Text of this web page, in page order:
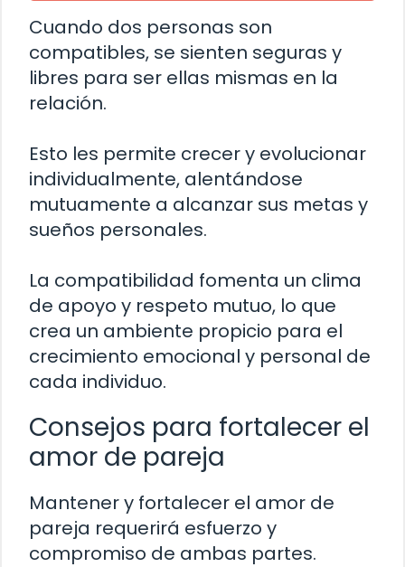
Cuando dos personas son
compatibles, se sienten seguras y
libres para ser ellas mismas en la
relación.
Esto les permite crecer y evolucionar
individualmente, alentándose
mutuamente a alcanzar sus metas y
sueños personales.
La compatibilidad fomenta un clima
de apoyo y respeto mutuo, lo que
crea un ambiente propicio para el
crecimiento emocional y personal de
cada individuo.
Consejos para fortalecer el
amor de pareja
Mantener y fortalecer el amor de
pareja requerirá esfuerzo y
compromiso de ambas partes.